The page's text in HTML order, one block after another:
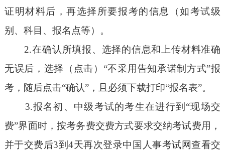
证明材料后，再选择所要报考的信息（如考试级
别、科目、报名点等）。
2.在确认所填报、选择的信息和上传材料准确
无误后，选择（点击）“不采用告知承诺制方式”报
考，随后点击“确认”，且必须下载打印“报名表”。
3.报名初、中级考试的考生在进行到“现场交
费”界面时，按考务费交费方式要求交纳考试费用，
并于交费后3到4天再次登录中国人事考试网查看交